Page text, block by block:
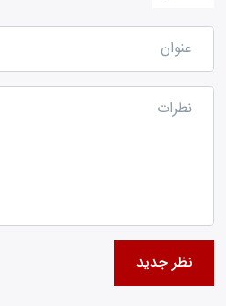
نظر جدید